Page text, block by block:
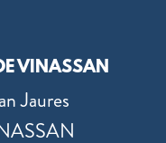
VINASSAN
Jaures